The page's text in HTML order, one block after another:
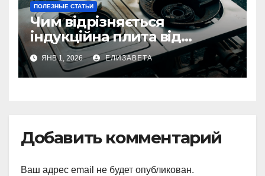
ПОЛЕЗНЫЕ СТАТЬИ
Чим відрізняється
індукційна плита від
електричної: переваги та
недоліки
ЯНВ 1, 2026 ЕЛИЗАВЕТА
Добавить комментарий
Ваш адрес email не будет опубликован.